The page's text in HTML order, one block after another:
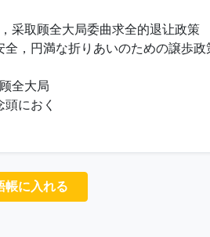
采取顾全大局委曲求全的退让政策
，円満な折りあいのための譲歩政
全大局
頭におく
に入れる